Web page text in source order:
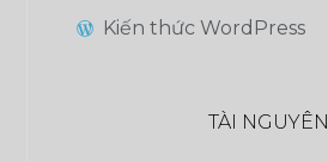
Kiến thức WordPress
TÀI NGUYÊN